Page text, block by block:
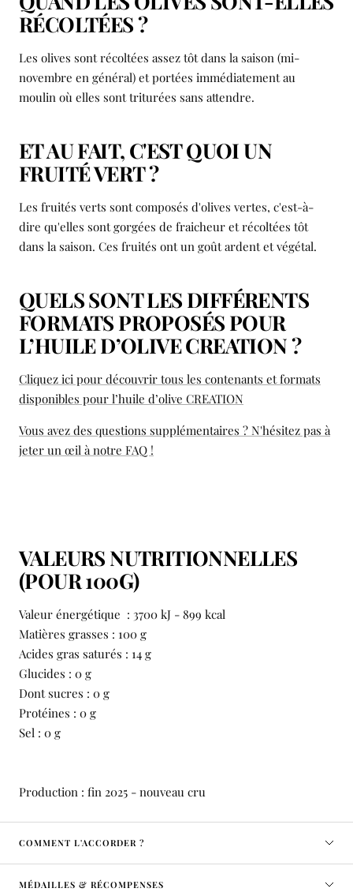
RÉCOLTÉES ?
Les olives sont récoltées assez tôt dans la saison (mi-
novembre en général) et portées immédiatement au
moulin où elles sont triturées sans attendre.
ET AU FAIT, C'EST QUOI UN
FRUITÉ VERT ?
Les fruités verts sont composés d'olives vertes, c'est-à-
dire qu'elles sont gorgées de fraicheur et récoltées tôt
dans la saison. Ces fruités ont un goût ardent et végétal.
QUELS SONT LES DIFFÉRENTS
FORMATS PROPOSÉS POUR
L’HUILE D’OLIVE CREATION ?
Cliquez ici pour découvrir tous les contenants et formats
disponibles pour l’huile d’olive CREATION
Vous avez des questions supplémentaires ? N'hésitez pas à
jeter un œil à notre FAQ !
VALEURS NUTRITIONNELLES
(POUR 100G)
Valeur énergétique : 3700 kJ - 899 kcal
Matières grasses : 100 g
Acides gras saturés : 14 g
Glucides : 0 g
Dont sucres : 0 g
Protéines : 0 g
Sel : 0 g
Production : fin 2025 - nouveau cru
COMMENT L'ACCORDER ?
MÉDAILLES & RÉCOMPENSES